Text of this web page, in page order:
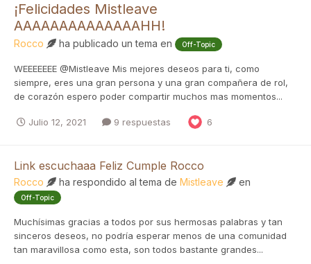
¡Felicidades Mistleave
AAAAAAAAAAAAAAHH!
Rocco ha publicado un tema en Off-Topic
WEEEEEEE @Mistleave Mis mejores deseos para ti, como
siempre, eres una gran persona y una gran compañera de rol,
de corazón espero poder compartir muchos mas momentos...
Julio 12, 2021 9 respuestas 6
Link escuchaaa Feliz Cumple Rocco
Rocco ha respondido al tema de Mistleave en
Off-Topic
Muchísimas gracias a todos por sus hermosas palabras y tan
sinceros deseos, no podría esperar menos de una comunidad
tan maravillosa como esta, son todos bastante grandes...